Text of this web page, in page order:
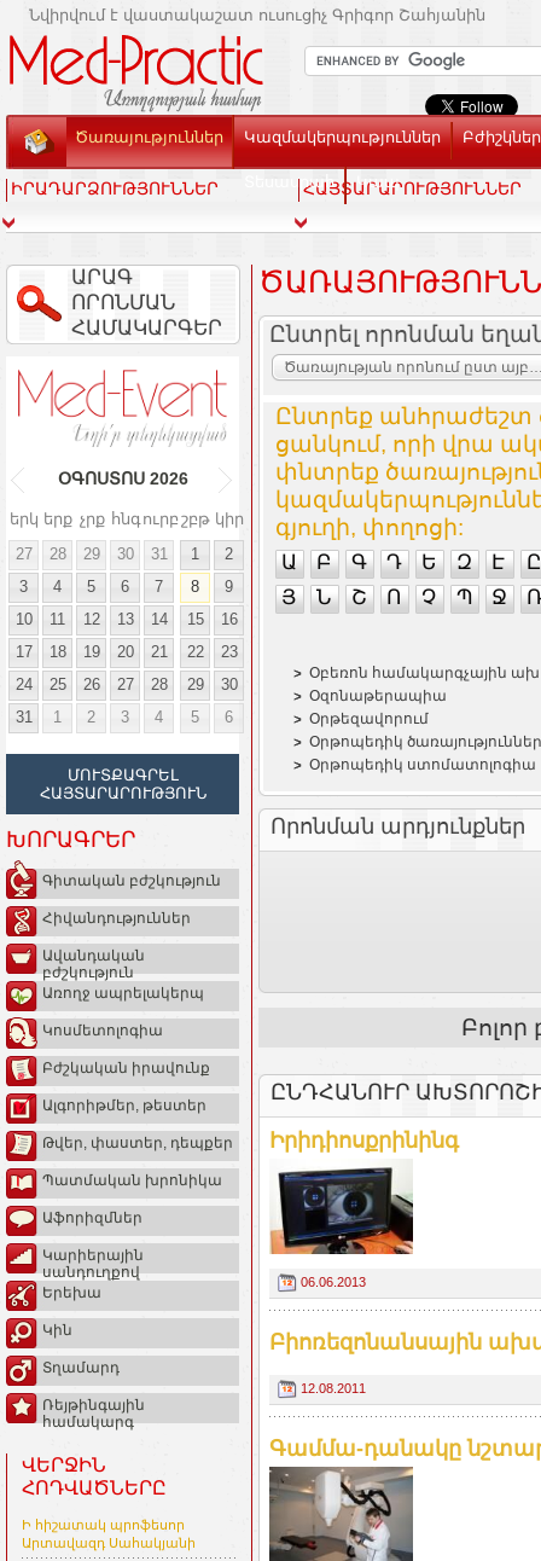
Նվիրվում է վաստակաշատ ուսուցիչ Գրիգոր Շահյանին
Ծառայություններ Կազմակերպություններ Բժիշկներ
Տեսասրահ Կապ
ԻՐԱԴԱՐՁՈՒԹՅՈՒՆՆԵՐ ՀԱՅՏԱՐԱՐՈՒԹՅՈՒՆՆԵՐ
ԱՐԱԳ
ՈՐՈՆՄԱՆ
ՀԱՄԱԿԱՐԳԵՐ
ՕԳՈՍՏՈՍ 2026
երկ երք չրք հնգուրբ շբթ կիր
27
28 29 30 31 1
2
3
4 5 6 7 8
9
10
11 12 13 14 15
16
17
18 19 20 21 22
23
24
25 26 27 28 29
30
31
1 2 3 4 5 6
ՄՈՒՏՔԱԳՐԵԼ
ՀԱՅՏԱՐԱՐՈՒԹՅՈՒՆ
ԽՈՐԱԳՐԵՐ
Գիտական բժշկություն
Հիվանդություններ
Ավանդական
բժշկություն
Առողջ ապրելակերպ
Կոսմետոլոգիա
Բժշկական իրավունք
Ալգորիթմեր, թեստեր
Թվեր, փաստեր, դեպքեր
Պատմական խրոնիկա
Աֆորիզմներ
Կարիերային
սանդուղքով
Երեխա
Կին
Տղամարդ
Ռեյթինգային
համակարգ
ՎԵՐՋԻՆ
ՀՈԴՎԱԾՆԵՐԸ
Ի հիշատակ պրոֆեսոր
Արտավազդ Սահակյանի
Ընտրել որոնման
Ծառայության որոնում ըստ
Ընտրեք անհրաժեշտ
ցանկում, որի վրա
փնտրեք
գյուղի, փողոցի:
Ա Բ Գ Դ Ե Զ Է
Ը
Յ
Ն Շ Ո Չ Պ Ջ Ռ
Օբեռոն համակարգչային
Օզոնաթերապիա
Օրթեզավորում
Օրթոպեդիկ ծառայություններ
Օրթոպեդիկ ստոմատոլոգիա
Որոնման արդյունքներ
ԸՆԴՀԱՆՈՒՐ
Իրիդիոսքրինինգ
06.06.2013
Բիոռեզոնանսային
12.08.2011
Գամմա-դանակը